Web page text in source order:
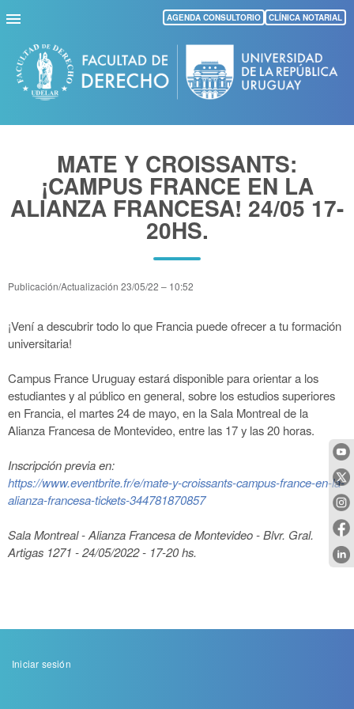
Pasar
al
contenido
principal
AGENDA CONSULTORIO CLÍNICA NOTARIAL
MATE Y CROISSANTS:
¡CAMPUS FRANCE EN LA
ALIANZA FRANCESA! 24/05 17-
20HS.
Publicación/Actualización 23/05/22 – 10:52
¡Vení a descubrir todo lo que Francia puede ofrecer a tu formación
universitaria!
Campus France Uruguay estará disponible para orientar a los
estudiantesy al público en general, sobre los estudios superiores
en Francia, el martes 24 de mayo, en la Sala Montreal de la
Alianza Francesa de Montevideo, entre las 17 y las 20 horas.
Inscripción previa en:
https://www.eventbrite.fr/e/mate-y-croissants-campus-france-en-la-
alianza-francesa-tickets-344781870857
Sala Montreal - Alianza Francesa de Montevideo - Blvr. Gral.
Artigas 1271 - 24/05/2022 - 17-20 hs.
Menu
Iniciar sesión